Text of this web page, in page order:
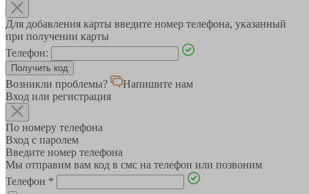
Для добавления карты введите номер телефона, указанный
при получении карты
Телефон:
Возникли проблемы?
Напишите нам
Вход или регистрация
По номеру телефона
Вход с паролем
Введите номер телефона
Мы отправим вам код в смс на телефон или позвоним
Телефон *